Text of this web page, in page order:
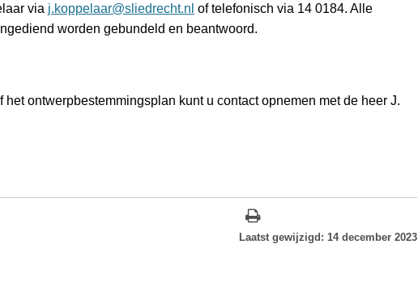
via j.koppelaar@sliedrecht.nl of telefonisch via 14 0184. Alle
worden gebundeld en beantwoord.
ontwerpbestemmingsplan kunt u contact opnemen met de heer J.
Laatst gewijzigd: 14 december 2023